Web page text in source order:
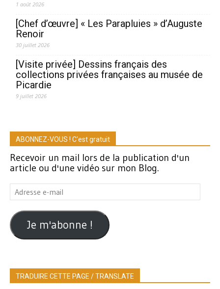
1 août 2026
[Chef d’œuvre] « Les Parapluies » d’Auguste
Renoir
30 juillet 2026
[Visite privée] Dessins français des
collections privées françaises au musée de
Picardie
9 juillet 2026
ABONNEZ-VOUS ! C'est gratuit
Recevoir un mail lors de la publication d'un
article ou d'une vidéo sur mon Blog.
Adresse
e-
mail
Je m'abonne !
TRADUIRE CETTE PAGE / TRANSLATE